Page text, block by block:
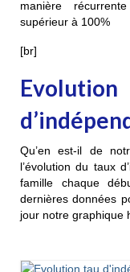
manière
supérieur à 100%
[br]
Qu’en est-il de
l’évolution du taux
famille chaque
dernières données
jour notre graphique